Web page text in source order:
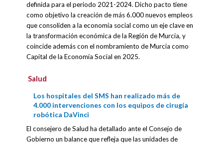
definida para el periodo 2021-2024. Dicho pacto tiene
como objetivo la creación de más 6.000 nuevos empleos
que consoliden a la economía social como un eje clave en
la transformación económica de la Región de Murcia, y
coincide además con el nombramiento de Murcia como
Capital de la Economía Social en 2025.
Salud
Los hospitales del SMS han realizado más de
4.000 intervenciones con los equipos de cirugía
robótica DaVinci
El consejero de Salud ha detallado ante el Consejo de
Gobierno un balance que refleja que las unidades de